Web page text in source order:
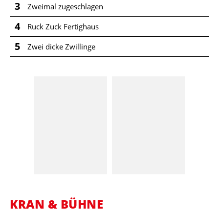
3 Zweimal zugeschlagen
4 Ruck Zuck Fertighaus
5 Zwei dicke Zwillinge
KRAN & BÜHNE